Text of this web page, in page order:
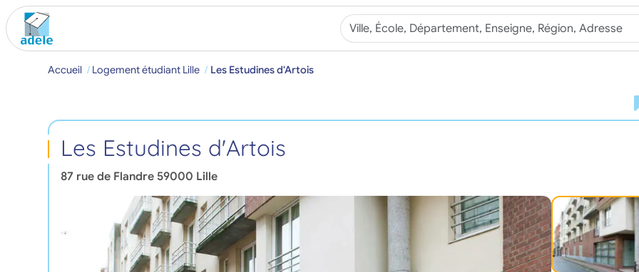
Accueil Logement étudiant Lille Les Estudines d'Artois
Les Estudines d'Artois
87 rue de Flandre 59000 Lille